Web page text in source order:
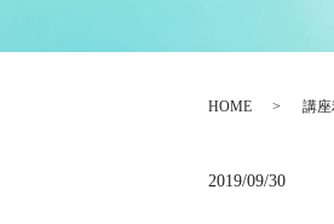
HOME 講
2019/09/30